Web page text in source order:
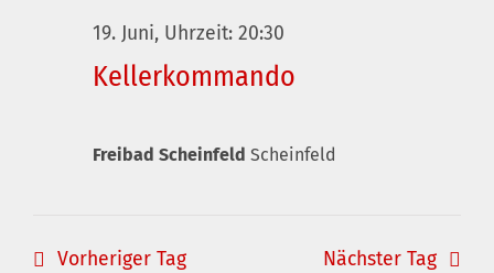
Kellerkommando
19. Juni, Uhrzeit: 20:30
Freibad Scheinfeld Scheinfeld
Vorheriger Tag Nächster Tag